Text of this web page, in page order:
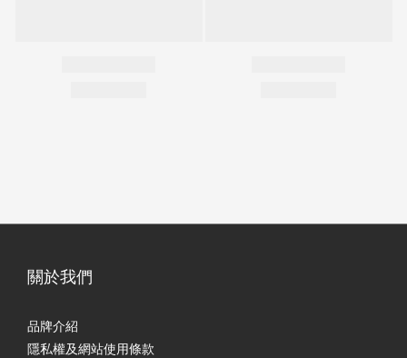
關於我們
品牌介紹
隱私權及網站使用條款